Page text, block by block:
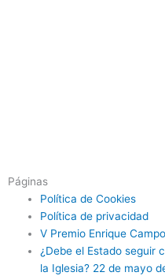
Páginas
Política de Cookies
Política de privacidad
V Premio Enrique
¿Debe el Estado seguir
la Iglesia? 22 de mayo